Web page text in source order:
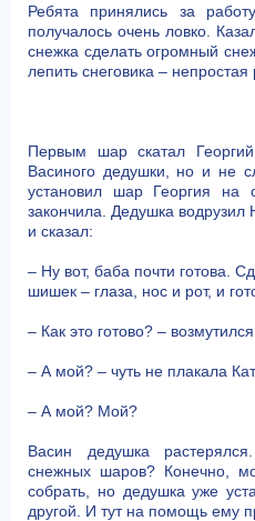
Ребята принялись за
получалось очень ловко.
снежка сделать огромный
лепить снеговика – непростая
Первым шар скатал
Васиного дедушки, но и не
установил шар Георгия на
закончила. Дедушка
и сказал:
– Ну вот, баба почти готова.
шишек – глаза, нос и рот, и
– Как это готово? –
– А мой? – чуть не плакала
– А мой? Мой?
Васин дедушка
снежных шаров? Конечно,
собрать, но дедушка уже
другой. И тут на помощь ему